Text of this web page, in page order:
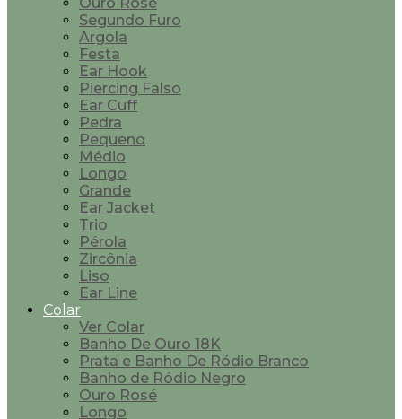
Segundo Furo
Argola
Festa
Ear Hook
Piercing Falso
Ear Cuff
Pedra
Pequeno
Médio
Longo
Grande
Ear Jacket
Trio
Pérola
Zircônia
Liso
Ear Line
Colar
Ver Colar
Banho De Ouro 18K
Prata e Banho De Ródio Branco
Banho de Ródio Negro
Ouro Rosé
Longo